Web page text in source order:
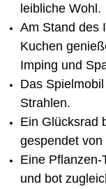
leibliche Wohl.
Am Stand des
Kuchen
Imping und
Das
Strahlen.
Ein Glücksrad
gespendet
Eine Pflanzen-
und bot